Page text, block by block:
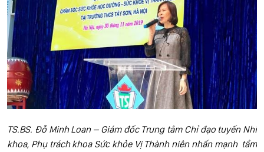
TS.BS. Đỗ Minh Loan – Giám đốc Trung tâm Chỉ đạo tuyến Nhi
khoa, Phụ trách khoa Sức khỏe Vị Thành niên nhấn mạnh tầm